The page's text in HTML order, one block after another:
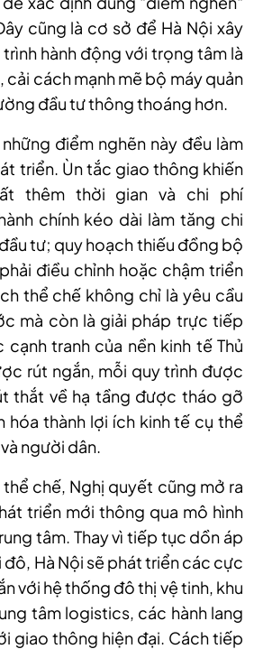
cũng là cơ sở để Hà Nội xây
hành động với trọng tâm là
cải cách mạnh mẽ bộ máy quản
đầu tư thông thoáng hơn.
điểm nghẽn này đều làm
triển. Ùn tắc giao thông khiến
thêm thời gian và chi phí
chính kéo dài làm tăng chi
tư; quy hoạch thiếu đồng bộ
điều chỉnh hoặc chậm triển
thể chế không chỉ là yêu cầu
mà còn là giải pháp trực tiếp
tranh của nền kinh tế Thủ
rút ngắn, mỗi quy trình được
thắt về hạ tầng được tháo gỡ
hóa thành lợi ích kinh tế cụ thể
người dân.
chế, Nghị quyết cũng mở ra
triển mới thông qua mô hình
tâm. Thay vì tiếp tục dồn áp
đô, Hà Nội sẽ phát triển các cực
với hệ thống đô thị vệ tinh, khu
tâm logistics, các hành lang
giao thông hiện đại. Cách tiếp